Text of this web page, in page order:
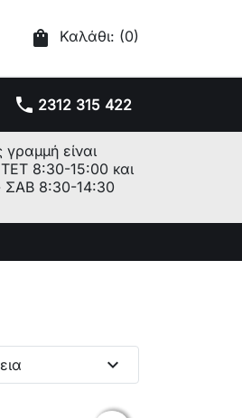
shopping_bag Καλάθι: (0)
phone 2312 315 422
είναι
8:30-15:00 και
8:30-14:30
expand_more